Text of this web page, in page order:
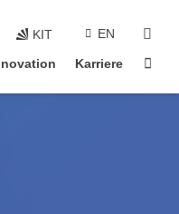
KIT EN
Karriere